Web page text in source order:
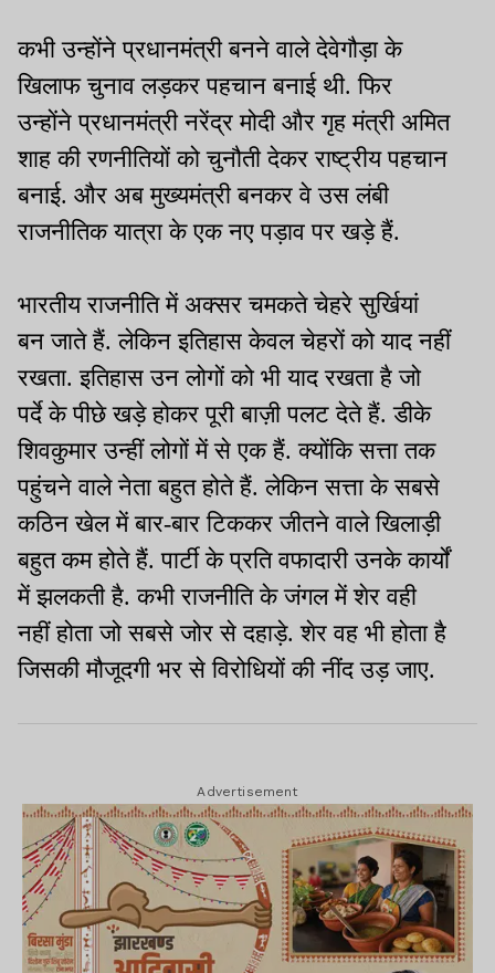
कभी उन्होंने प्रधानमंत्री बनने वाले देवेगौड़ा के
खिलाफ चुनाव लड़कर पहचान बनाई थी. फिर
उन्होंने प्रधानमंत्री नरेंद्र मोदी और गृह मंत्री अमित
शाह की रणनीतियों को चुनौती देकर राष्ट्रीय पहचान
बनाई. और अब मुख्यमंत्री बनकर वे उस लंबी
राजनीतिक यात्रा के एक नए पड़ाव पर खड़े हैं.
भारतीय राजनीति में अक्सर चमकते चेहरे सुर्खियां
बन जाते हैं. लेकिन इतिहास केवल चेहरों को याद नहीं
रखता. इतिहास उन लोगों को भी याद रखता है जो
पर्दे के पीछे खड़े होकर पूरी बाज़ी पलट देते हैं. डीके
शिवकुमार उन्हीं लोगों में से एक हैं. क्योंकि सत्ता तक
पहुंचने वाले नेता बहुत होते हैं. लेकिन सत्ता के सबसे
कठिन खेल में बार-बार टिककर जीतने वाले खिलाड़ी
बहुत कम होते हैं. पार्टी के प्रति वफादारी उनके कार्यों
में झलकती है. कभी राजनीति के जंगल में शेर वही
नहीं होता जो सबसे जोर से दहाड़े. शेर वह भी होता है
जिसकी मौजूदगी भर से विरोधियों की नींद उड़ जाए.
Advertisement